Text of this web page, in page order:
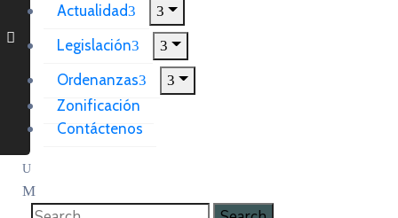
Actualidad
Legislación
Ordenanzas
Zonificación
Contáctenos